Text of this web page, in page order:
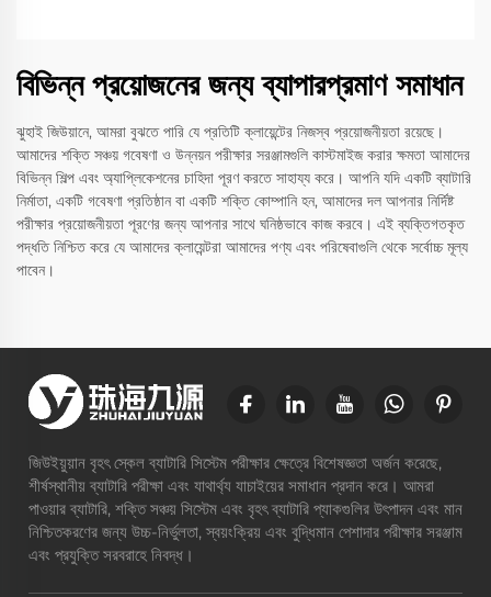
বিভিন্ন প্রয়োজনের জন্য ব্যাপারপ্রমাণ সমাধান
ঝুহাই জিউয়ানে, আমরা বুঝতে পারি যে প্রতিটি ক্লায়েন্টের নিজস্ব প্রয়োজনীয়তা রয়েছে।
আমাদের শক্তি সঞ্চয় গবেষণা ও উন্নয়ন পরীক্ষার সরঞ্জামগুলি কাস্টমাইজ করার ক্ষমতা আমাদের
বিভিন্ন শিল্প এবং অ্যাপ্লিকেশনের চাহিদা পূরণ করতে সাহায্য করে। আপনি যদি একটি ব্যাটারি
নির্মাতা, একটি গবেষণা প্রতিষ্ঠান বা একটি শক্তি কোম্পানি হন, আমাদের দল আপনার নির্দিষ্ট
পরীক্ষার প্রয়োজনীয়তা পূরণের জন্য আপনার সাথে ঘনিষ্ঠভাবে কাজ করবে। এই ব্যক্তিগতকৃত
পদ্ধতি নিশ্চিত করে যে আমাদের ক্লায়েন্টরা আমাদের পণ্য এবং পরিষেবাগুলি থেকে সর্বোচ্চ মূল্য
পাবেন।
জিউইয়ুয়ান বৃহৎ স্কেল ব্যাটারি সিস্টেম পরীক্ষার ক্ষেত্রে বিশেষজ্ঞতা অর্জন করেছে,
শীর্ষস্থানীয় ব্যাটারি পরীক্ষা এবং যাথার্থ্য যাচাইয়ের সমাধান প্রদান করে। আমরা
পাওয়ার ব্যাটারি, শক্তি সঞ্চয় সিস্টেম এবং বৃহৎ ব্যাটারি প্যাকগুলির উৎপাদন এবং মান
নিশ্চিতকরণের জন্য উচ্চ-নির্ভুলতা, স্বয়ংক্রিয় এবং বুদ্ধিমান পেশাদার পরীক্ষার সরঞ্জাম
এবং প্রযুক্তি সরবরাহে নিবদ্ধ।